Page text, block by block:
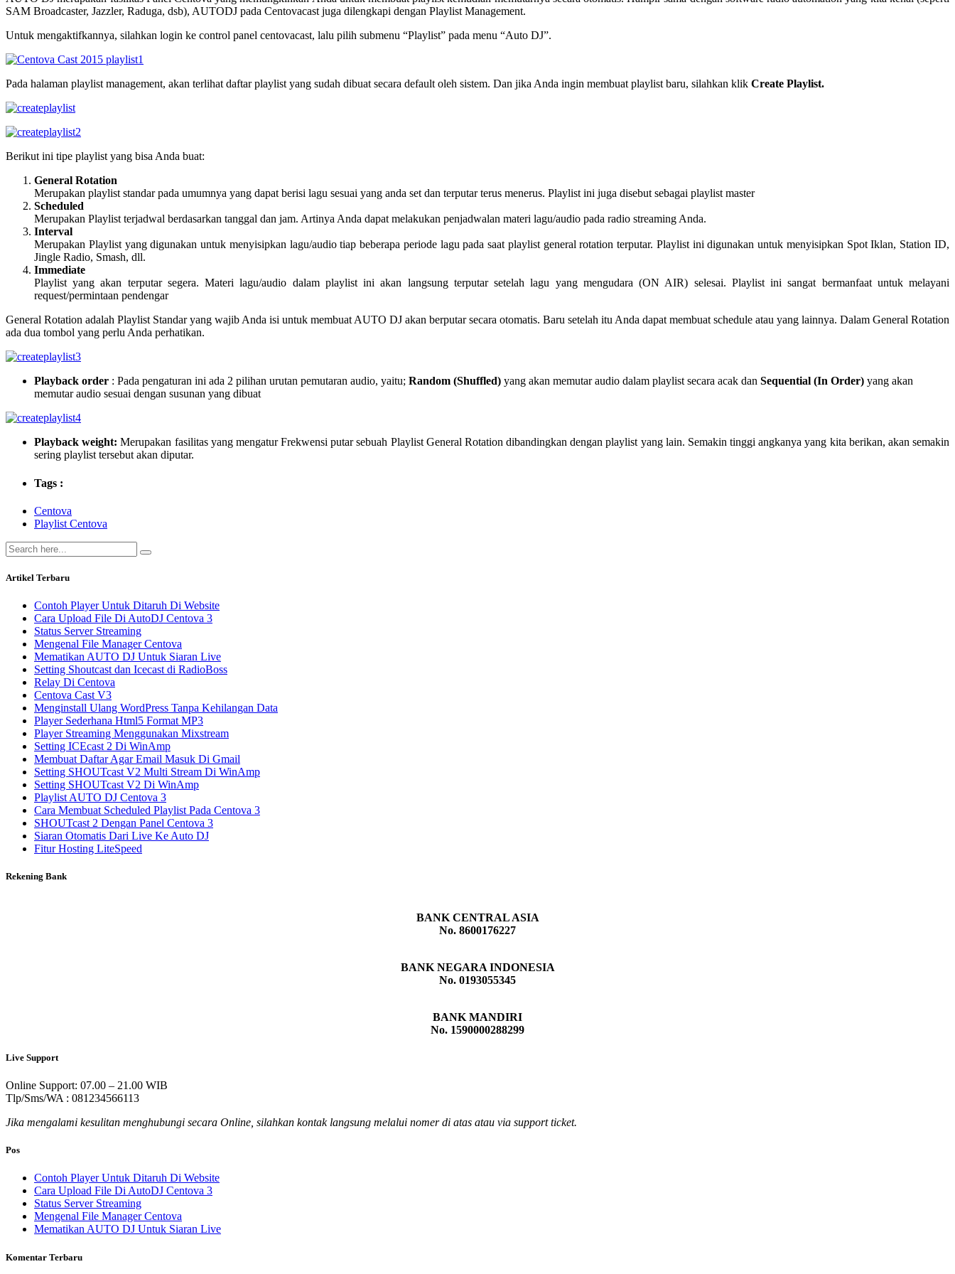
SAM Broadcaster, Jazzler, Raduga, dsb), AUTODJ pada Centovacast juga dilengkapi dengan Playlist Management.
Untuk mengaktifkannya, silahkan login ke control panel centovacast, lalu pilih submenu “Playlist” pada menu “Auto DJ”.
Pada halaman playlist management, akan terlihat daftar playlist yang sudah dibuat secara default oleh sistem. Dan jika Anda ingin membuat playlist baru, silahkan klik Create Playlist.
Berikut ini tipe playlist yang bisa Anda buat:
General Rotation
Merupakan playlist standar pada umumnya yang dapat berisi lagu sesuai yang anda set dan terputar terus menerus. Playlist ini juga disebut sebagai playlist master
Scheduled
Merupakan Playlist terjadwal berdasarkan tanggal dan jam. Artinya Anda dapat melakukan penjadwalan materi lagu/audio pada radio streaming Anda.
Interval
Merupakan Playlist yang digunakan untuk menyisipkan lagu/audio tiap beberapa periode lagu pada saat playlist general rotation terputar. Playlist ini digunakan untuk menyisipkan Spot Iklan, Station ID,
Jingle Radio, Smash, dll.
Immediate
Playlist yang akan terputar segera. Materi lagu/audio dalam playlist ini akan langsung terputar setelah lagu yang mengudara (ON AIR) selesai. Playlist ini sangat bermanfaat untuk melayani
request/permintaan pendengar
General Rotation adalah Playlist Standar yang wajib Anda isi untuk membuat AUTO DJ akan berputar secara otomatis. Baru setelah itu Anda dapat membuat schedule atau yang lainnya. Dalam General Rotation
ada dua tombol yang perlu Anda perhatikan.
Playback order : Pada pengaturan ini ada 2 pilihan urutan pemutaran audio, yaitu; Random (Shuffled) yang akan memutar audio dalam playlist secara acak dan Sequential (In Order) yang akan
memutar audio sesuai dengan susunan yang dibuat
Playback weight:Merupakan fasilitas yang mengatur Frekwensi putar sebuah Playlist General Rotation dibandingkan dengan playlist yang lain. Semakin tinggi angkanya yang kita berikan, akan semakin
sering playlist tersebut akan diputar.
Tags :
Centova
Playlist Centova
Artikel Terbaru
Contoh Player Untuk Ditaruh Di Website
Cara Upload File Di AutoDJ Centova 3
Status Server Streaming
Mengenal File Manager Centova
Mematikan AUTO DJ Untuk Siaran Live
Setting Shoutcast dan Icecast di RadioBoss
Relay Di Centova
Centova Cast V3
Menginstall Ulang WordPress Tanpa Kehilangan Data
Player Sederhana Html5 Format MP3
Player Streaming Menggunakan Mixstream
Setting ICEcast 2 Di WinAmp
Membuat Daftar Agar Email Masuk Di Gmail
Setting SHOUTcast V2 Multi Stream Di WinAmp
Setting SHOUTcast V2 Di WinAmp
Playlist AUTO DJ Centova 3
Cara Membuat Scheduled Playlist Pada Centova 3
SHOUTcast 2 Dengan Panel Centova 3
Siaran Otomatis Dari Live Ke Auto DJ
Fitur Hosting LiteSpeed
Rekening Bank
BANK CENTRAL ASIA
No. 8600176227
BANK NEGARA INDONESIA
No. 0193055345
BANK MANDIRI
No. 1590000288299
Live Support
Online Support: 07.00 – 21.00 WIB
Tlp/Sms/WA : 081234566113
Jika mengalami kesulitan menghubungi secara Online, silahkan kontak langsung melalui nomer di atas atau via support ticket.
Pos
Contoh Player Untuk Ditaruh Di Website
Cara Upload File Di AutoDJ Centova 3
Status Server Streaming
Mengenal File Manager Centova
Mematikan AUTO DJ Untuk Siaran Live
Komentar Terbaru